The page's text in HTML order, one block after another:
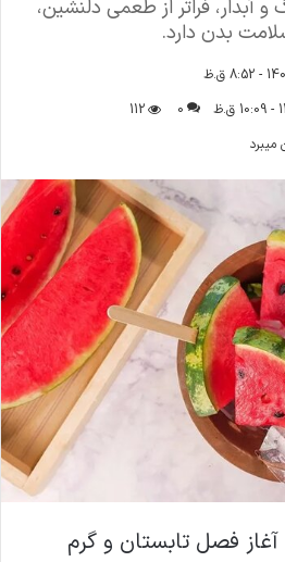
فراتر از طعمی دلنشین،
بدن دارد.
0
112
آغاز فصل تابستان و گرم